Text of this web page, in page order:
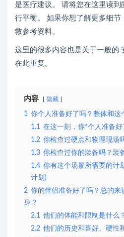
是医疗建议。 请将您在这里读
行平衡。 如果你想了解更多细节
救参考资料。
这里的很多内容也是关于一般的
在此重复。
内容 隐藏
1
你个人准备好了吗？整体和这
1.1
在这一刻，你*个人准备好
1.2 你检查过硬点和物理现场
1.3 你检查过你的装备吗？装
1.4 你有这个场景所需要的计
计划)
2 你的伴侣准备好了吗？总的来
身？
2.1
他们的体能和限制是什么
2.2 他们的历史和喜好、硬性